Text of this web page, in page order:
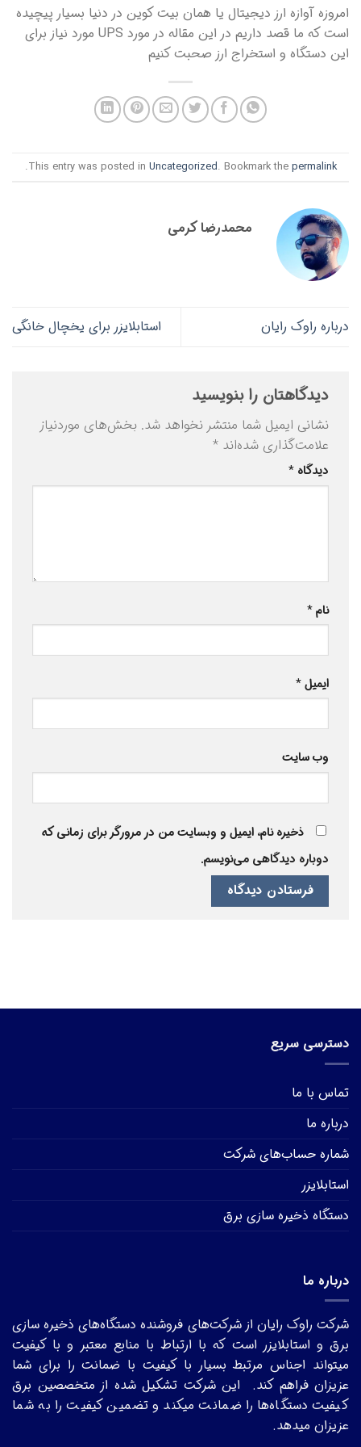
امروزه آوازه ارز دیجیتال یا همان بیت کوین در دنیا بسیار پیچیده
است که ما قصد داریم در این مقاله در مورد UPS مورد نیاز برای
این دستگاه و استخراج ارز صحبت کنیم
This entry was posted in Uncategorized. Bookmark the permalink
.
محمدرضا کرمی
درباره راوک رایان استابلایزر برای یخچال خانگی
دیدگاهتان را بنویسید
نشانی ایمیل شما منتشر نخواهد شد. بخش‌های موردنیاز
علامت‌گذاری شده‌اند *
دیدگاه *
نام*
ایمیل*
وب‌ سایت
ذخیره نام، ایمیل و وبسایت من در مرورگر برای زمانی که
دوباره دیدگاهی می‌نویسم.
دسترسی سریع
تماس با ما
درباره ما
شماره حساب‌های شرکت
استابلایزر
دستگاه ذخیره سازی برق
درباره ما
شرکت راوک رایان از شرکت‌های فروشنده دستگاه‌های ذخیره سازی
برق و استابلایزر است که با ارتباط با منابع معتبر و با کیفیت
میتواند اجناس مرتبط بسیار با کیفیت با ضمانت را برای شما
عزیزان فراهم کند. این شرکت تشکیل شده از متخصصین برق
کیفیت دستگاه‌ها را ضمانت میکند و تضمین کیفیت را به شما
عزیزان میدهد.